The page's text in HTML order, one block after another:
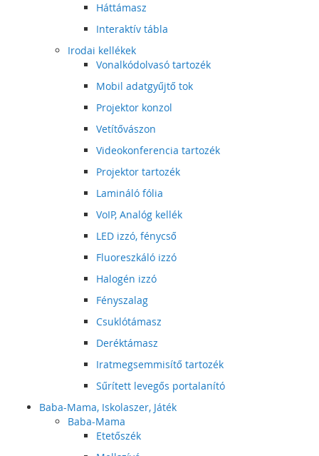
Háttámasz
Interaktív tábla
Irodai kellékek
Vonalkódolvasó tartozék
Mobil adatgyűjtő tok
Projektor konzol
Vetítővászon
Videokonferencia tartozék
Projektor tartozék
Lamináló fólia
VoIP, Analóg kellék
LED izzó, fénycső
Fluoreszkáló izzó
Halogén izzó
Fényszalag
Csuklótámasz
Deréktámasz
Iratmegsemmisítő tartozék
Sűrített levegős portalanító
Baba-Mama, Iskolaszer, Játék
Baba-Mama
Etetőszék